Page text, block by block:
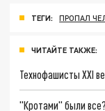
ТЕГИ: ПРОПАЛ
ЧИТАЙТЕ ТАКЖЕ:
Технофашисты XXI
"Кротами" были